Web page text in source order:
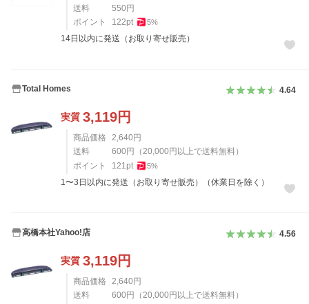
送料
550 円
ポイント
122pt 5%
14日以内に発送（お取り寄せ販売）
Total Homes 4.64
実質 3,119円
商品価格 2,640 円
送料
600 円 （20,000 円以上で送料無料）
ポイント
121pt 5%
1〜3日以内に発送（お取り寄せ販売）（休業日を除く）
高橋本社Yahoo!店 4.56
実質 3,119円
商品価格 2,640 円
送料
600 円 （20,000 円以上で送料無料）